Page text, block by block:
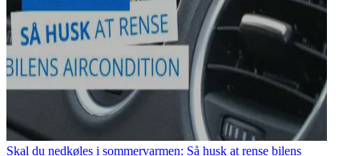
Skal du nedkøles i sommervarmen: Så husk at rense bilens